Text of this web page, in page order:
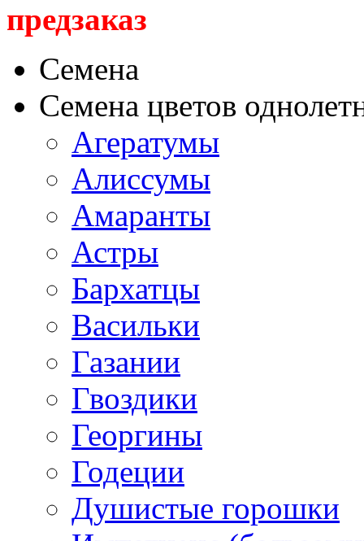
предзаказ
Семена
Семена цветов
Агератумы
Алиссумы
Амаранты
Астры
Бархатцы
Васильки
Газании
Гвоздики
Георгины
Годеции
Душистые горошки